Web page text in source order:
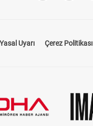
Yasal Uyarı Çerez Politikası